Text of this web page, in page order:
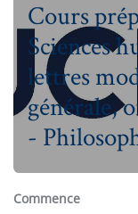
Cours
Sciences
lettres
générale,
-
Commence